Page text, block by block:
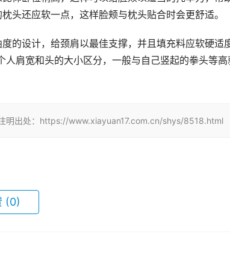
头还应软一点，这样脸颊与枕头贴合时会更舒适。
的设计，给颈肩以最佳支撑，并且填充料应软硬适
肩宽和头的大小区分，一般与自己竖起的拳头等高
明出处：https://www.xiayuan17.com.cn/shys/8518.html
(0)